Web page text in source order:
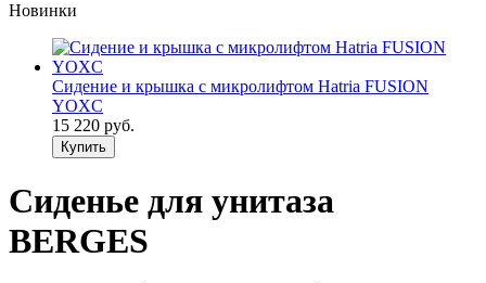
Новинки
Сидение и крышка с микролифтом Hatria FUSION
YOXC
15 220 руб.
Купить
Сиденье для унитаза
BERGES